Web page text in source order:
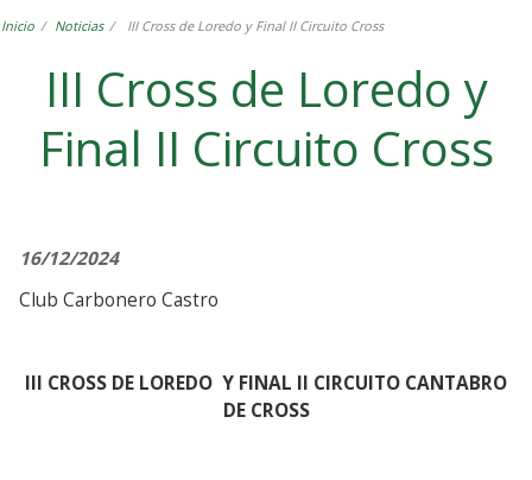
Inicio Noticias III Cross de Loredo y Final II Circuito Cross
III Cross de Loredo y
Final II Circuito Cross
16/12/2024
Club Carbonero Castro
III CROSS DE LOREDO Y FINAL II CIRCUITO CANTABRO
DE CROSS